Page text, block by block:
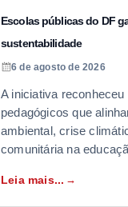
Escolas públicas do DF
sustentabilidade
6 de agosto de 2026
A iniciativa reconheceu
pedagógicos que
ambiental, crise
comunitária na
Leia mais...